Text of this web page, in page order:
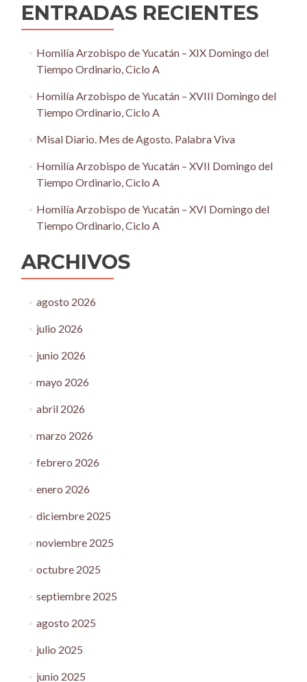
ENTRADAS RECIENTES
Homilía Arzobispo de Yucatán – XIX Domingo del
Tiempo Ordinario, Ciclo A
Homilía Arzobispo de Yucatán – XVIII Domingo del
Tiempo Ordinario, Ciclo A
Misal Diario. Mes de Agosto. Palabra Viva
Homilía Arzobispo de Yucatán – XVII Domingo del
Tiempo Ordinario, Ciclo A
Homilía Arzobispo de Yucatán – XVI Domingo del
Tiempo Ordinario, Ciclo A
ARCHIVOS
agosto 2026
julio 2026
junio 2026
mayo 2026
abril 2026
marzo 2026
febrero 2026
enero 2026
diciembre 2025
noviembre 2025
octubre 2025
septiembre 2025
agosto 2025
julio 2025
junio 2025